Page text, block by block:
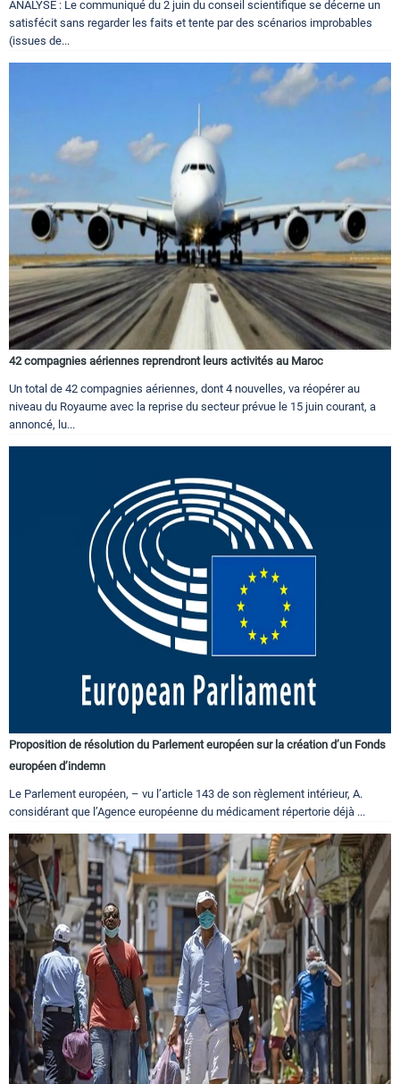
ANALYSE : Le communiqué du 2 juin du conseil scientifique se décerne un
satisfécit sans regarder les faits et tente par des scénarios improbables
(issues de...
42 compagnies aériennes reprendront leurs activités au Maroc
Un total de 42 compagnies aériennes, dont 4 nouvelles, va réopérer au
niveau du Royaume avec la reprise du secteur prévue le 15 juin courant, a
annoncé, lu...
Proposition de résolution du Parlement européen sur la création d’un Fonds
européen d’indemn
Le Parlement européen, – vu l’article 143 de son règlement intérieur, A.
considérant que l’Agence européenne du médicament répertorie déjà ...